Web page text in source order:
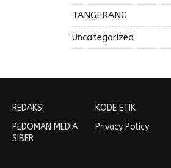
TANGERANG
Uncategorized
REDAKSI
PEDOMAN MEDIA
SIBER
KODE ETIK
Privacy Policy